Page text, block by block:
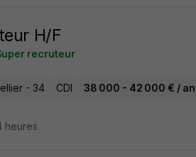
H/F
recruteur
- 34 CDI 38 000 - 42 000 € / an
heures